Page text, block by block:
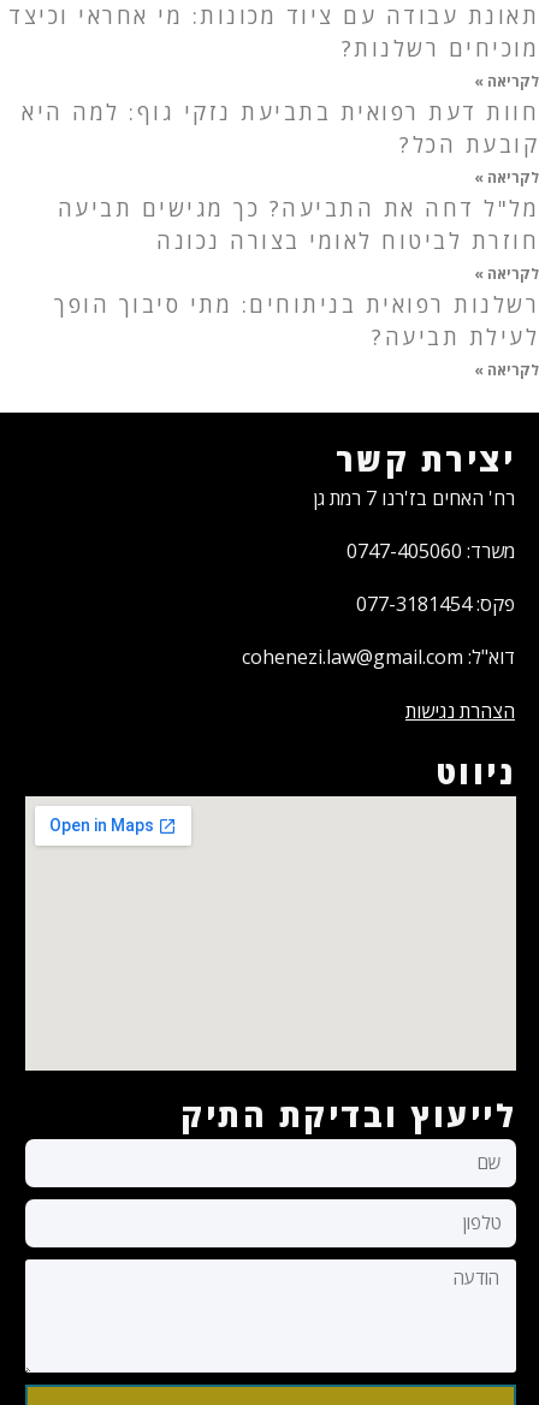
תאונת עבודה עם ציוד מכונות: מי אחראי וכיצד
מוכיחים רשלנות?
לקריאה »
חוות דעת רפואית בתביעת נזקי גוף: למה היא
קובעת הכל?
לקריאה »
מל"ל דחה את התביעה? כך מגישים תביעה
חוזרת לביטוח לאומי בצורה נכונה
לקריאה »
רשלנות רפואית בניתוחים: מתי סיבוך הופך
לעילת תביעה?
לקריאה »
יצירת קשר
רח' האחים בז'רנו 7 רמת גן
משרד: 0747-405060
פקס: 077-3181454
דוא"ל: cohenezi.law@gmail.com
הצהרת נגישות
ניווט
לייעוץ ובדיקת התיק